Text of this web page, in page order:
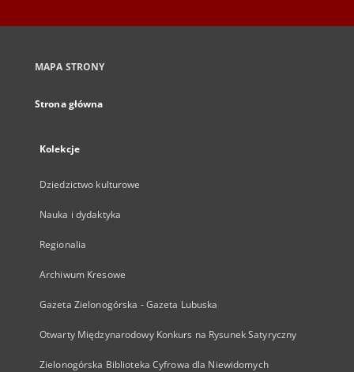
MAPA STRONY
Strona główna
Kolekcje
Dziedzictwo kulturowe
Nauka i dydaktyka
Regionalia
Archiwum Kresowe
Gazeta Zielonogórska - Gazeta Lubuska
Otwarty Międzynarodowy Konkurs na Rysunek Satyryczny
Zielonogórska Biblioteka Cyfrowa dla Niewidomych